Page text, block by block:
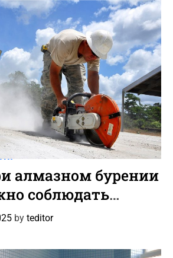
алмазном бурении
соблюдать
арматуры
by teditor